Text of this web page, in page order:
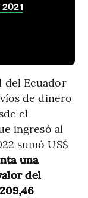
del Ecuador
de dinero
el
ingresó al
sumó US$
una
del